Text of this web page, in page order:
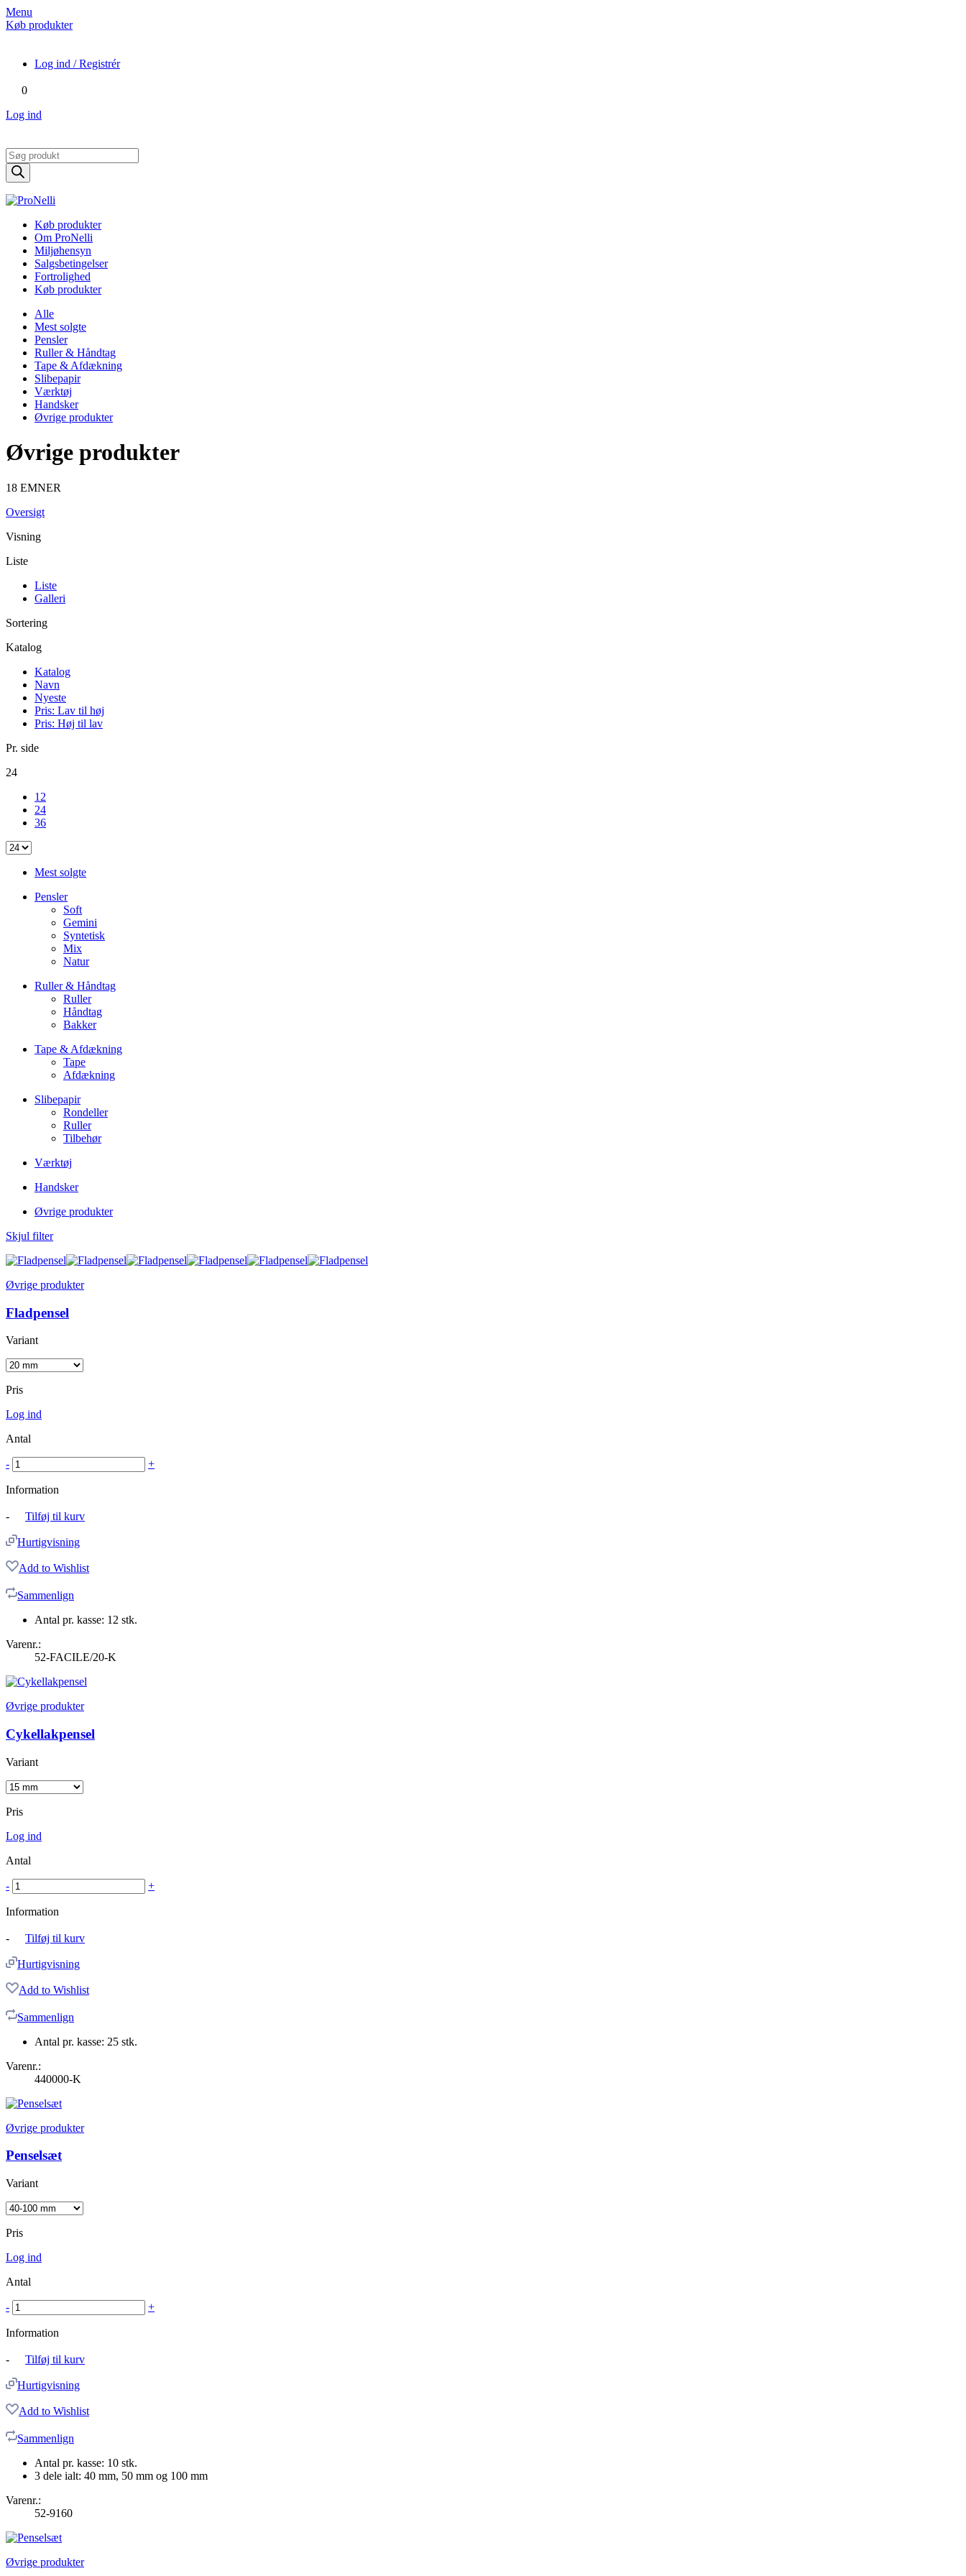
Menu
Køb produkter
Log ind / Registrér
0
Log ind
Products
search
Køb produkter
Om ProNelli
Miljøhensyn
Salgsbetingelser
Fortrolighed
Køb produkter
Alle
Mest solgte
Pensler
Ruller & Håndtag
Tape & Afdækning
Slibepapir
Værktøj
Handsker
Øvrige produkter
Øvrige produkter
18 EMNER
Oversigt
Visning
Liste
Liste
Galleri
Sortering
Katalog
Katalog
Navn
Nyeste
Pris: Lav til høj
Pris: Høj til lav
Pr. side
24
12
24
36
Mest solgte
Pensler
Soft
Gemini
Syntetisk
Mix
Natur
Ruller & Håndtag
Ruller
Håndtag
Bakker
Tape & Afdækning
Tape
Afdækning
Slibepapir
Rondeller
Ruller
Tilbehør
Værktøj
Handsker
Øvrige produkter
Skjul filter
Øvrige produkter
Fladpensel
Variant
Pris
Log ind
Antal
- +
Information
- Tilføj til kurv
Hurtigvisning
Add to Wishlist
Sammenlign
Antal pr. kasse: 12 stk.
Varenr.:
52-FACILE/20-K
Øvrige produkter
Cykellakpensel
Variant
Pris
Log ind
Antal
- +
Information
- Tilføj til kurv
Hurtigvisning
Add to Wishlist
Sammenlign
Antal pr. kasse: 25 stk.
Varenr.:
440000-K
Øvrige produkter
Penselsæt
Variant
Pris
Log ind
Antal
- +
Information
- Tilføj til kurv
Hurtigvisning
Add to Wishlist
Sammenlign
Antal pr. kasse: 10 stk.
3 dele ialt: 40 mm, 50 mm og 100 mm
Varenr.:
52-9160
Øvrige produkter